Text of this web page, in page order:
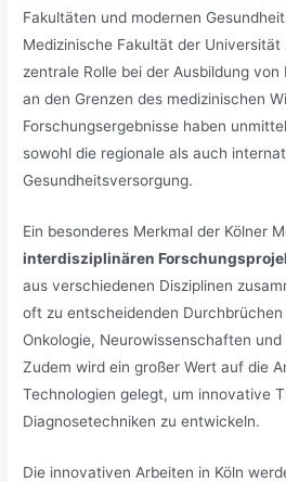
Fakultäten und modernen
Medizinische Fakultät der Universität
zentrale Rolle bei der Ausbildung
an den Grenzen des medizinischen
Forschungsergebnisse haben
sowohl die regionale als auch
Gesundheitsversorgung.
Ein besonderes Merkmal der Kölner
interdisziplinären
aus verschiedenen Disziplinen
oft zu entscheidenden
Onkologie, Neurowissenschaften
Zudem wird ein großer Wert auf die
Technologien gelegt, um innovative
Diagnosetechniken zu entwickeln.
Die innovativen Arbeiten in Köln